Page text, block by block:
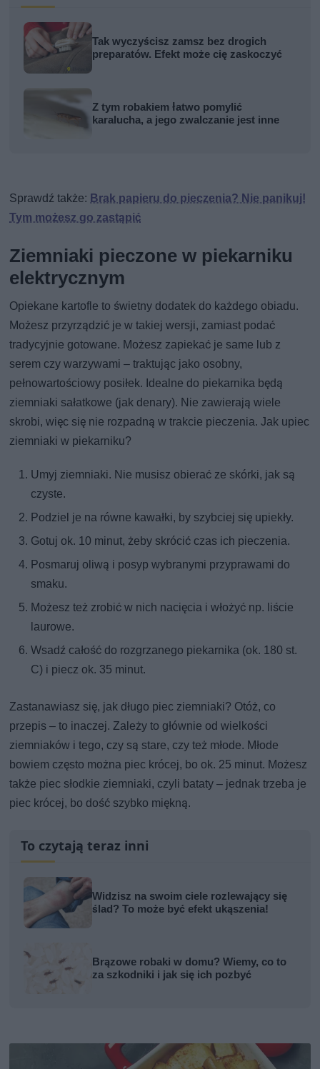
Tak wyczyścisz zamsz bez drogich
preparatów. Efekt może cię zaskoczyć
Z tym robakiem łatwo pomylić
karalucha, a jego zwalczanie jest inne
Sprawdź także: Brak papieru do pieczenia? Nie panikuj!
Tym możesz go zastąpić
Ziemniaki pieczone w piekarniku
elektrycznym
Opiekane kartofle to świetny dodatek do każdego obiadu.
Możesz przyrządzić je w takiej wersji, zamiast podać
tradycyjnie gotowane. Możesz zapiekać je same lub z
serem czy warzywami – traktując jako osobny,
pełnowartościowy posiłek. Idealne do piekarnika będą
ziemniaki sałatkowe (jak denary). Nie zawierają wiele
skrobi, więc się nie rozpadną w trakcie pieczenia. Jak upiec
ziemniaki w piekarniku?
Umyj ziemniaki. Nie musisz obierać ze skórki, jak są
czyste.
Podziel je na równe kawałki, by szybciej się upiekły.
Gotuj ok. 10 minut, żeby skrócić czas ich pieczenia.
Posmaruj oliwą i posyp wybranymi przyprawami do
smaku.
Możesz też zrobić w nich nacięcia i włożyć np. liście
laurowe.
Wsadź całość do rozgrzanego piekarnika (ok. 180 st.
C) i piecz ok. 35 minut.
Zastanawiasz się, jak długo piec ziemniaki? Otóż, co
przepis – to inaczej. Zależy to głównie od wielkości
ziemniaków i tego, czy są stare, czy też młode. Młode
bowiem często można piec krócej, bo ok. 25 minut. Możesz
także piec słodkie ziemniaki, czyli bataty – jednak trzeba je
piec krócej, bo dość szybko miękną.
To czytają teraz inni
Widzisz na swoim ciele rozlewający się
ślad? To może być efekt ukąszenia!
Brązowe robaki w domu? Wiemy, co to
za szkodniki i jak się ich pozbyć